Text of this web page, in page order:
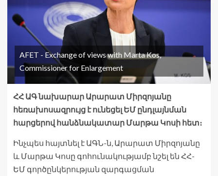
AFET - Exchange of views with Marta Kos,
Commissioner for Enlargement
ՀՀ ԱԳ նախարար Արարատ Միրզոյանը
հեռախոսազրույց է ունեցել ԵՄ ընդլայնման
հարցերով հանձնակատար Մարթա Կոսի հետ։
Ինչպես հայտնել է ԱԳՆ-ն, Արարատ Միրզոյանը
և Մարթա Կոսը գոհունակությամբ նշել են ՀՀ-
ԵՄ գործընկերության զարգացման